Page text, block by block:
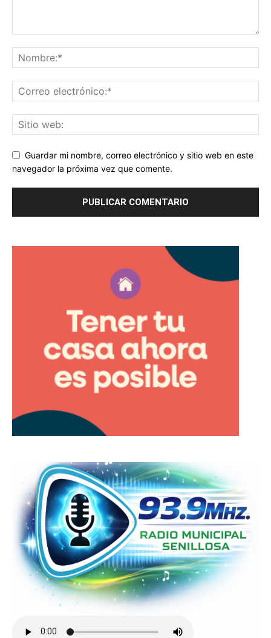
Guardar mi nombre, correo electrónico y sitio web en este
navegador la próxima vez que comente.